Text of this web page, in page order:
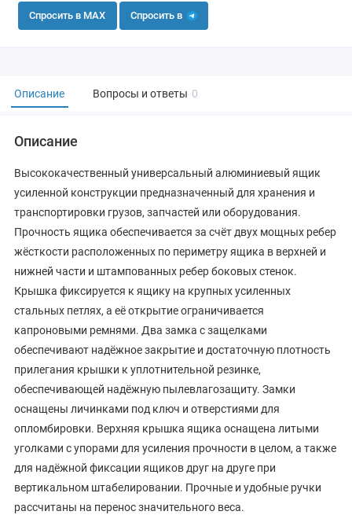
Спросить в MAX Спросить в
Описание Вопросы и ответы 0
Описание
Высококачественный универсальный алюминиевый ящик
усиленной конструкции предназначенный для хранения и
транспортировки грузов, запчастей или оборудования.
Прочность ящика обеспечивается за счёт двух мощных ребер
жёсткости расположенных по периметру ящика в верхней и
нижней части и штампованных ребер боковых стенок.
Крышка фиксируется к ящику на крупных усиленных
стальных петлях, а её открытие ограничивается
капроновыми ремнями. Два замка с защелками
обеспечивают надёжное закрытие и достаточную плотность
прилегания крышки к уплотнительной резинке,
обеспечивающей надёжную пылевлагозащиту. Замки
оснащены личинками под ключ и отверстиями для
опломбировки. Верхняя крышка ящика оснащена литыми
уголками с упорами для усиления прочности в целом, а также
для надёжной фиксации ящиков друг на друге при
вертикальном штабелировании. Прочные и удобные ручки
рассчитаны на перенос значительного веса.